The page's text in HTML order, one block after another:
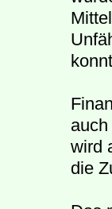
wird
die